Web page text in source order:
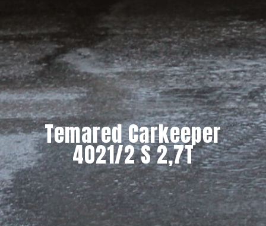
Temared Carkeeper
4021/2 S 2,7T